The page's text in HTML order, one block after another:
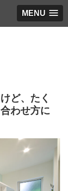
MENU
ど、たく
わせ方に